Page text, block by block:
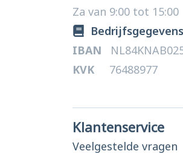
Za van 9:00 tot 15:00
Bedrijfsgegevens
IBAN
KVK 76488977
Klantenservice
Veelgestelde vragen